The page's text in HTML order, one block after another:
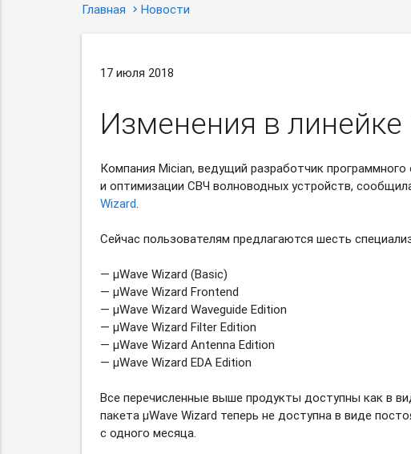
Главная Новости
17 июля 2018
Изменения в
Компания Mician, ведущий разработчик
и оптимизации СВЧ волноводных устройств,
Wizard.
Сейчас пользователям предлагаются шесть
— μWave Wizard (Basic)
— μWave Wizard Frontend
— μWave Wizard Waveguide Edition
— μWave Wizard Filter Edition
— μWave Wizard Antenna Edition
— μWave Wizard EDA Edition
Все перечисленные выше продукты доступны как в
пакета μWave Wizard теперь не доступна в виде
с одного месяца.